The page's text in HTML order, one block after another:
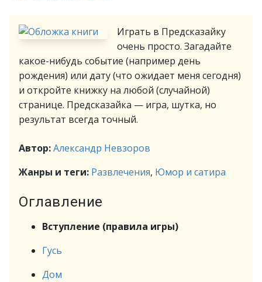
Играть в Предсказайку
очень просто. Загадайте
какое-нибудь событие (например день
рождения) или дату (что ожидает меня сегодня)
и откройте книжку на любой (случайной)
странице. Предсказайка — игра, шутка, но
результат всегда точный.
Автор:Александр Невзоров
Жанры и теги: Развлечения, Юмор и сатира
Оглавление
Вступление (правила игры)
Гусь
Дом